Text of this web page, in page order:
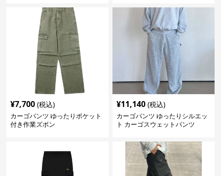
¥7,700 (税込)
カーゴパンツ ゆったりポケット
付き作業ズボン
¥11,140 (税込)
カーゴパンツ ゆったりシルエッ
ト カーゴスウェットパンツ